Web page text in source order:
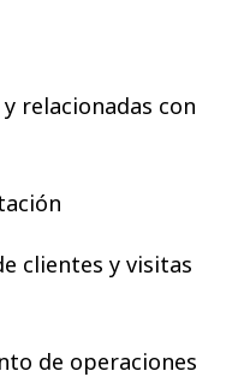
relacionadas con
clientes y visitas
de operaciones